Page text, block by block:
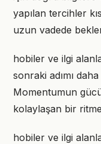
yapılan tercihler
uzun vadede
hobiler ve ilgi
sonraki adımı
Momentumun
kolaylaşan bir
hobiler ve ilgi